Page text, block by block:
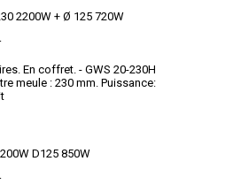
2200W + Ø 125 720W
En coffret. - GWS 20-230H
meule : 230 mm. Puissance:
D125 850W